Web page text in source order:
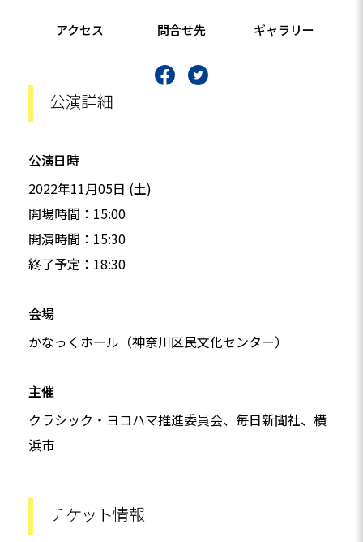
公演詳細
公演日時
2022年11月05日 (土)
開場時間：15:00
開演時間：15:30
終了予定：18:30
会場
かなっくホール（神奈川区民文化センター）
主催
クラシック・ヨコハマ推進委員会、毎日新聞社、横
浜市
チケット情報
アクセス 問合せ先 ギャラリー